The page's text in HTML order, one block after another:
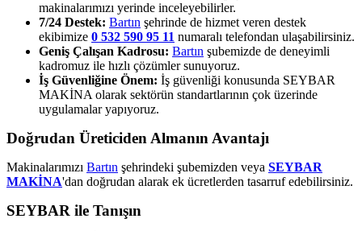
makinalarımızı yerinde inceleyebilirler.
7/24 Destek: Bartın şehrinde de hizmet veren destek
ekibimize 0 532 590 95 11 numaralı telefondan ulaşabilirsiniz.
Geniş Çalışan Kadrosu: Bartın şubemizde de deneyimli
kadromuz ile hızlı çözümler sunuyoruz.
İş Güvenliğine Önem: İş güvenliği konusunda SEYBAR
MAKİNA olarak sektörün standartlarının çok üzerinde
uygulamalar yapıyoruz.
Doğrudan Üreticiden Almanın Avantajı
Makinalarımızı Bartın şehrindeki şubemizden veya SEYBAR
MAKİNA'dan doğrudan alarak ek ücretlerden tasarruf edebilirsiniz.
SEYBAR ile Tanışın